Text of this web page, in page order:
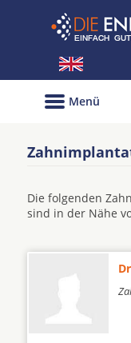
Menü
Die folgenden
sind in der Nähe